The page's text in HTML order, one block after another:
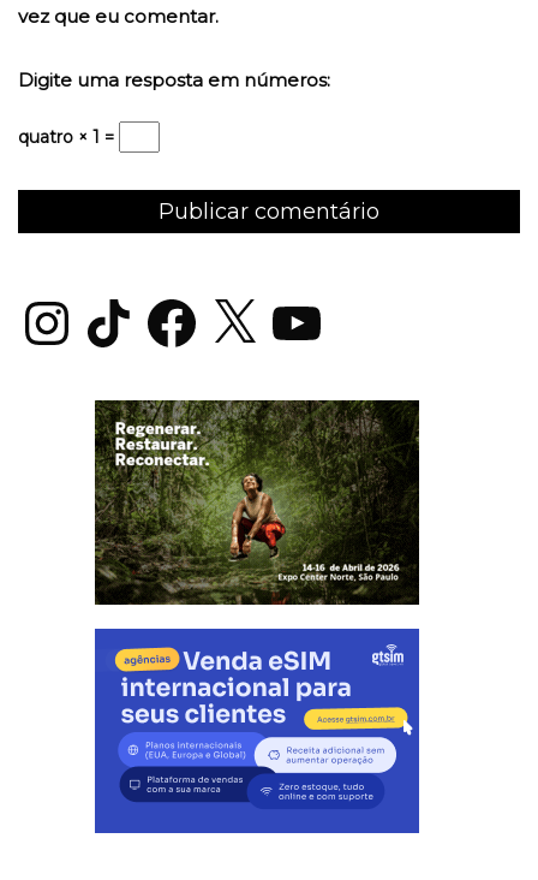
vez que eu comentar.
Digite uma resposta em números:
quatro × 1 =
InstagramTikTok Facebook
X YouTube